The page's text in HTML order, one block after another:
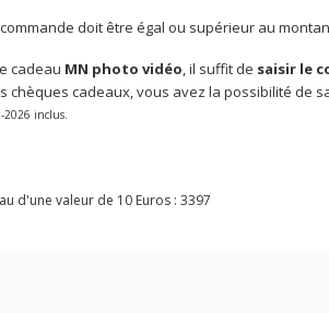
doit être égal ou supérieur au
cadeau MN photo vidéo, il suffit de saisir le
chèques cadeaux, vous avez la possibilité de
2026 inclus.
d'une valeur de 10 Euros :3397